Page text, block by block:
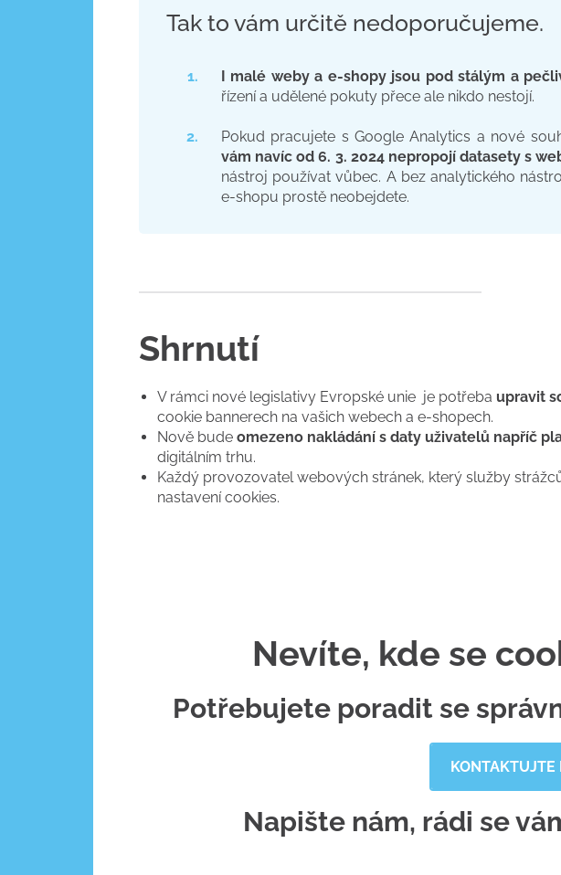
Tak to vám určitě nedoporučujeme.
I malé weby a e-shopy jsou pod stálým a
řízení a udělené pokuty přece ale nikdo nestojí.
Pokud pracujete s Google Analytics a nové
vám navíc od 6. 3. 2024 nepropojí datasety s
nástroj používat vůbec. A bez analytického
e-shopu prostě neobejdete.
Shrnutí
V rámci nové legislativy Evropské unie je potřeba upravit
cookie bannerech na vašich webech a e-shopech.
Nově bude omezeno nakládání s daty uživatelů napříč
digitálním trhu.
Každý provozovatel webových stránek, který služby
nastavení cookies.
Nevíte, kde se
Potřebujete poradit se
KONTAKTUJTE
Napište nám, rádi se